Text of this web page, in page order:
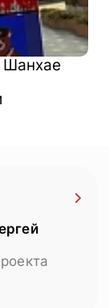
Шанхае